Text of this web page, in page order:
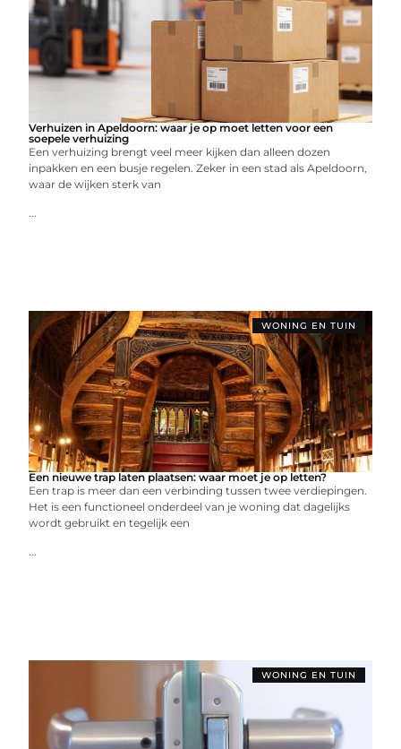
Verhuizen in Apeldoorn: waar je op moet letten voor een
soepele verhuizing
Een verhuizing brengt veel meer kijken dan alleen dozen
inpakken en een busje regelen. Zeker in een stad als Apeldoorn,
waar de wijken sterk van
...
WONING EN TUIN
Een nieuwe trap laten plaatsen: waar moet je op letten?
Een trap is meer dan een verbinding tussen twee verdiepingen.
Het is een functioneel onderdeel van je woning dat dagelijks
wordt gebruikt en tegelijk een
...
WONING EN TUIN